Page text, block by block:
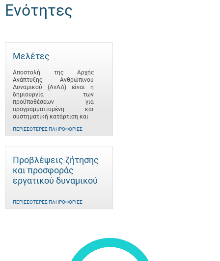
Ενότητες
Μελέτες
Αποστολή της Αρχής
Ανάπτυξης Ανθρώπινου
Δυναμικού (ΑνΑΔ) είναι η
δημιουργία των
προϋποθέσεων για
προγραμματισμένη και
συστηματική κατάρτιση και
ΠΕΡΙΣΣΌΤΕΡΕΣ ΠΛΗΡΟΦΟΡΊΕΣ
Προβλέψεις ζήτησης
και προσφοράς
εργατικού δυναμικού
ΠΕΡΙΣΣΌΤΕΡΕΣ ΠΛΗΡΟΦΟΡΊΕΣ